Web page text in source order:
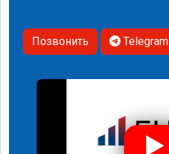
Позвонить Telegram